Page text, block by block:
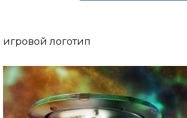
игровой логотип